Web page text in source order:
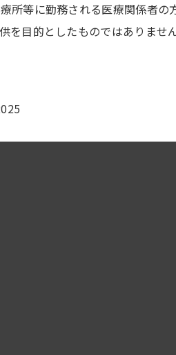
所等に勤務される医療関係者の
を目的としたものではありませ